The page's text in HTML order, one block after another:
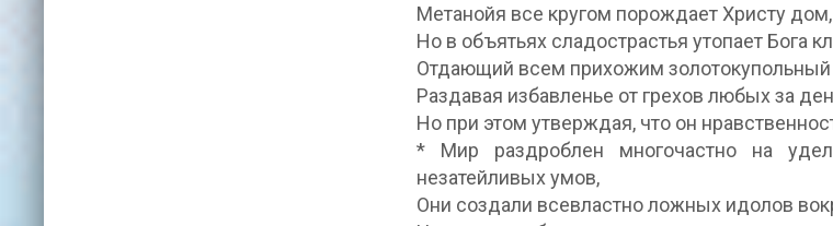
Метанойя все кругом порождает Христу дом,
Но в объятьях сладострастья утопает Бога
Отдающий всем прихожим золотокупольный
Раздавая избавленье от грехов любых за
Но при этом утверждая, что он
* Мир раздроблен многочастно на
незатейливых умов,
Они создали всевластно ложных идолов